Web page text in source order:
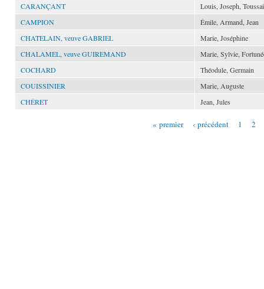
CARANÇANT
Louis, Joseph,
CAMPION
Émile, Armand, Jean
CHATELAIN, veuve GABRIEL
Marie, Joséphine
CHALAMEL, veuve GUIREMAND
Marie, Sylvie,
COCHARD
Théodule, Germain
COUISSINIER
Marie, Auguste
CHÉRET
Jean, Jules
« premier ‹ précédent 1 2